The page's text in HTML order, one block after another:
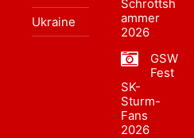
Ukraine
Schrottsh
ammer
2026
GSW
Fest
SK-
Sturm-
Fans
2026